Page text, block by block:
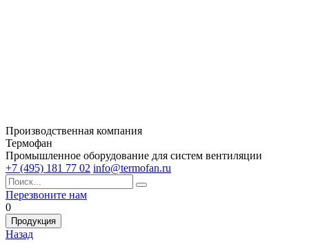
Производственная компания
Термофан
Промышленное оборудование для систем вентиляции
+7 (495) 181 77 02 info@termofan.ru
Перезвоните нам
0
Продукция
Назад